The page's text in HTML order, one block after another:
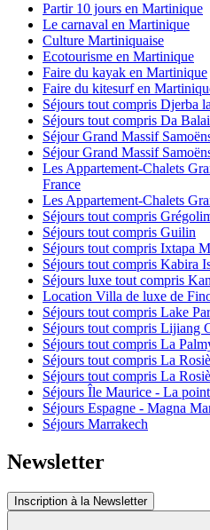
Partir 10 jours en Martinique
Le carnaval en Martinique
Culture Martiniquaise
Ecotourisme en Martinique
Faire du kayak en Martinique
Faire du kitesurf en
Séjours tout compris Djerba
Séjours tout compris Da
Séjour Grand Massif
Séjour Grand Massif
Les Appartement-Chalets
France
Les Appartement-Chalets
Séjours tout compris
Séjours tout compris Guilin
Séjours tout compris Ixtapa
Séjours tout compris Kabira
Séjours luxe tout compris
Location Villa de luxe de
Séjours tout compris Lake
Séjours tout compris Lijiang
Séjours tout compris La
Séjours tout compris La
Séjours tout compris La
Séjours Île Maurice - La
Séjours Espagne - Magna
Séjours Marrakech
Newsletter
Inscription à la Newsletter